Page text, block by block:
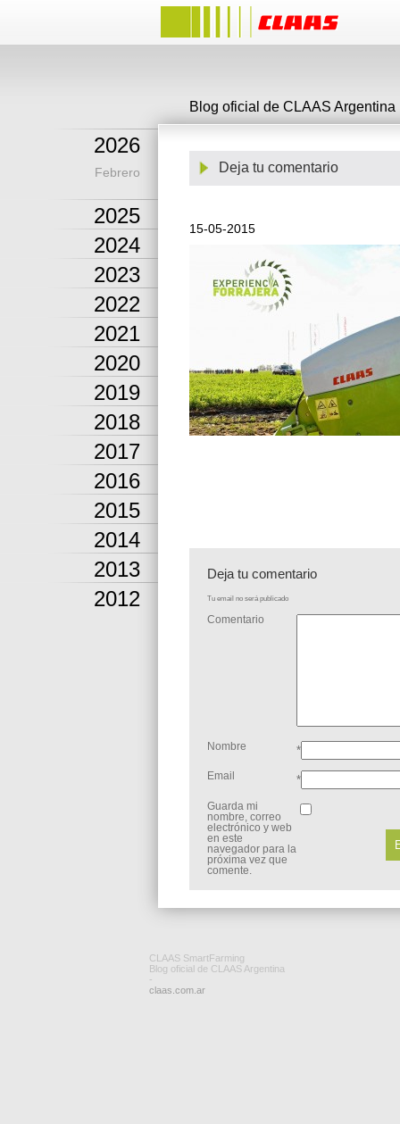
2026
Febrero
2025
2024
2023
2022
2021
2020
2019
2018
2017
2016
2015
2014
2013
2012
Blog oficial de CLAAS Argentina
Deja tu comentario
15-05-2015
Deja tu comentario
Tu email no será publicado
Comentario
Nombre *
Email *
Guarda mi
nombre, correo
electrónico y web
en este
navegador para la
próxima vez que
comente.
CLAAS SmartFarming
Blog oficial de CLAAS Argentina
-
claas.com.ar